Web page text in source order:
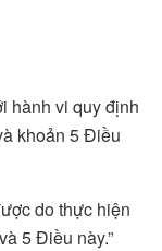
hành vi quy định
khoản 5 Điều
do thực hiện
5 Điều này.”